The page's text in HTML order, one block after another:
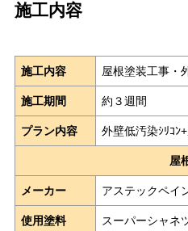
施工内容
施工内容 屋根塗装工事・
施工期間 約３週間
プラン内容 外壁低汚染ｼﾘｺﾝ
屋
メーカー アステックペイ
使用塗料 スーパーシャネ